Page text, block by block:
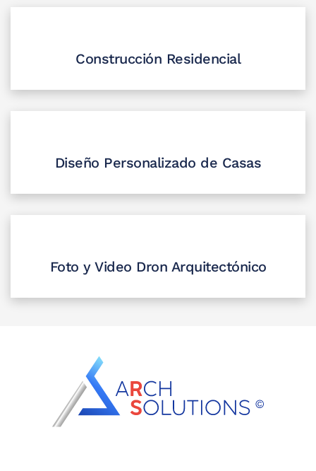
Construcción Residencial
Diseño Personalizado de Casas
Foto y Video Dron Arquitectónico